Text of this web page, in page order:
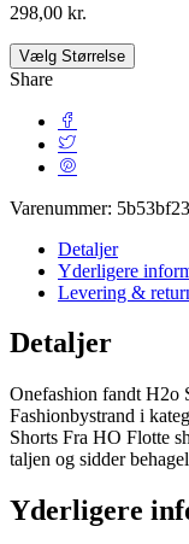
298,00 kr.
Vælg Størrelse
Share
Varenummer:
Detaljer
Yderligere
Levering &
Detaljer
Onefashion fandt H2o
Fashionbystrand i
Shorts Fra HO Flotte
taljen og sidder
Yderligere